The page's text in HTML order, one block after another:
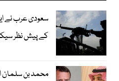
سعودی عرب نے
کے پیش نظر
محمد بن سلمان